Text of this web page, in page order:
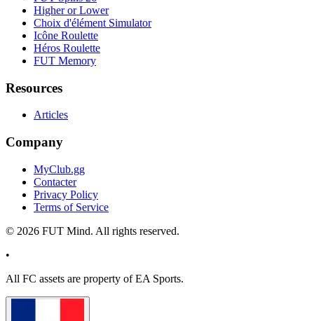
Higher or Lower
Choix d'élément Simulator
Icône Roulette
Héros Roulette
FUT Memory
Resources
Articles
Company
MyClub.gg
Contacter
Privacy Policy
Terms of Service
© 2026 FUT Mind. All rights reserved.
•
All FC assets are property of EA Sports.